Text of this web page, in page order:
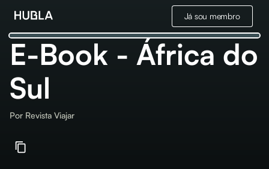
Já sou membro
E-Book - África do
Sul
Por Revista Viajar